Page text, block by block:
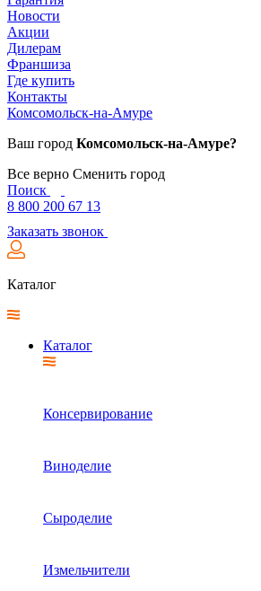
Новости
Акции
Дилерам
Франшиза
Где купить
Контакты
Комсомольск-на-Амуре
Ваш город Комсомольск-на-Амуре?
Все верно Сменить город
Поиск
8 800 200 67 13
Заказать звонок
Каталог
Каталог
Консервирование
Виноделие
Сыроделие
Измельчители